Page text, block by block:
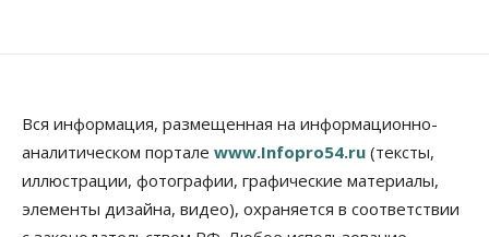
07 Августа 2026, 12:35
Общество
Синоптики рассказали о погоде в Новосибирске
на выходных
Вся информация, размещенная на информационно-
аналитическом портале www.Infopro54.ru (тексты,
иллюстрации, фотографии, графические материалы,
элементы дизайна, видео), охраняется в соответствии